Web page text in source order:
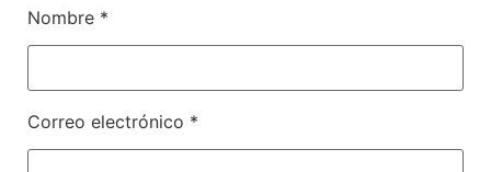
Nombre *
Correo electrónico *